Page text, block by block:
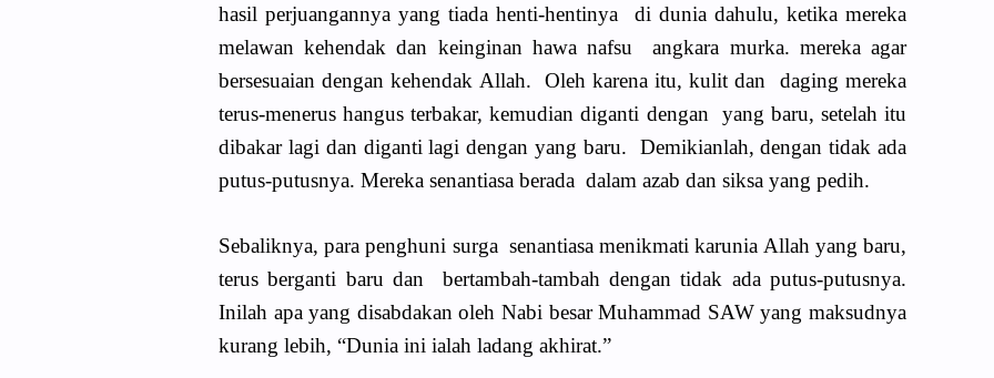
hasil perjuangannya yang tiada henti-hentinya di dunia dahulu, ketika mereka
melawan kehendak dan keinginan hawa nafsu angkara murka. mereka agar
bersesuaian dengan kehendak Allah. Oleh karena itu, kulit dan daging mereka
terus-menerus hangus terbakar, kemudian diganti dengan yang baru, setelah itu
dibakar lagi dan diganti lagi dengan yang baru. Demikianlah, dengan tidak ada
putus-putusnya. Mereka senantiasa berada dalam azab dan siksa yang pedih.
Sebaliknya, para penghuni surga senantiasa menikmati karunia Allah yang baru,
terus berganti baru dan bertambah-tambah dengan tidak ada putus-putusnya.
Inilah apa yang disabdakan oleh Nabi besar Muhammad SAW yang maksudnya
kurang lebih, “Dunia ini ialah ladang akhirat.”